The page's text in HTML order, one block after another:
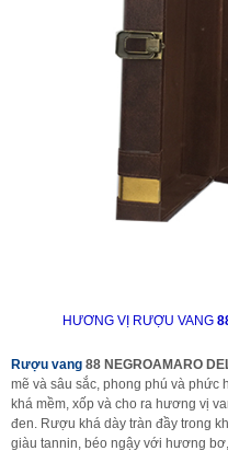
HƯƠNG VỊ RƯỢU VANG
Rượu vang 88 NEGROAMARO
mẽ và sâu sắc, phong phú và
khá mềm, xốp và cho ra hương vị
đen. Rượu khá dày tràn đầy trong
giàu tannin, béo ngậy với hương